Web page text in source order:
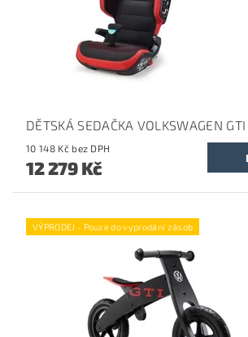
DĚTSKÁ SEDAČKA VOLKSWAGEN
10 148 Kč bez DPH
12 279 Kč
VÝPRODEJ - Pouze do vyprodání zásob